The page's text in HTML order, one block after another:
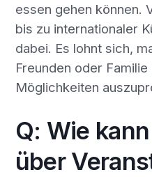
essen gehen können.
bis zu internationaler
dabei. Es lohnt sich,
Freunden oder
Möglichkeiten
Q: Wie
über